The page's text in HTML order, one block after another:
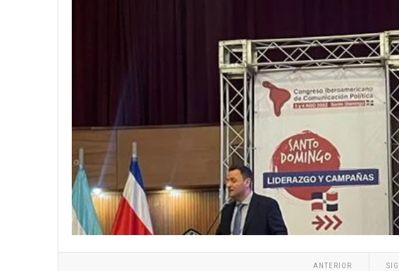
ANTERIOR